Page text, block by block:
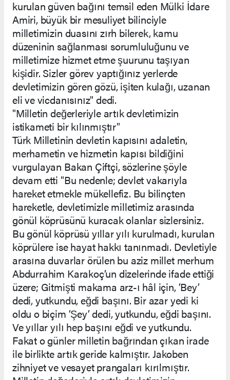
kurulan güven bağını temsil eden Mülki İdare
Amiri, büyük bir mesuliyet bilinciyle
milletimizin duasını zırh bilerek, kamu
düzeninin sağlanması sorumluluğunu ve
milletimize hizmet etme şuurunu taşıyan
kişidir. Sizler görev yaptığınız yerlerde
devletimizin gören gözü, işiten kulağı, uzanan
eli ve vicdanısınız" dedi.
"Milletin değerleriyle artık devletimizin
istikameti bir kılınmıştır"
Türk Milletinin devletin kapısını adaletin,
merhametin ve hizmetin kapısı bildiğini
vurgulayan Bakan Çiftçi, sözlerine şöyle
devam etti "Bu nedenle; devlet vakarıyla
hareket etmekle mükellefiz. Bu bilinçten
hareketle, devletimizle milletimiz arasında
gönül köprüsünü kuracak olanlar sizlersiniz.
Bu gönül köprüsü yıllar yılı kurulmadı, kurulan
köprülere ise hayat hakkı tanınmadı. Devletiyle
arasına duvarlar örülen bu aziz millet merhum
Abdurrahim Karakoç’un dizelerinde ifade ettiği
üzere; Gitmişti makama arz-ı hâl için, ’Bey’
dedi, yutkundu, eğdi başını. Bir azar yedi ki
oldu o biçim ’Şey’ dedi, yutkundu, eğdi başını.
Ve yıllar yılı hep başını eğdi ve yutkundu.
Fakat o günler milletin bağrından çıkan irade
ile birlikte artık geride kalmıştır. Jakoben
zihniyet ve vesayet prangaları kırılmıştır.